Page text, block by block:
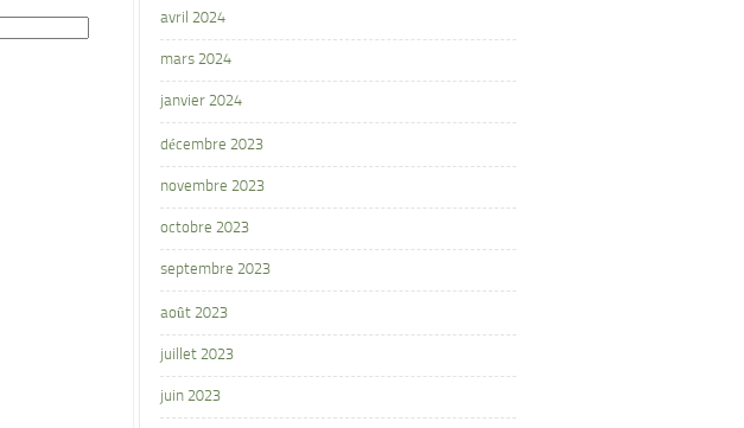
avril 2024
mars 2024
janvier 2024
décembre 2023
novembre 2023
octobre 2023
septembre 2023
août 2023
juillet 2023
juin 2023